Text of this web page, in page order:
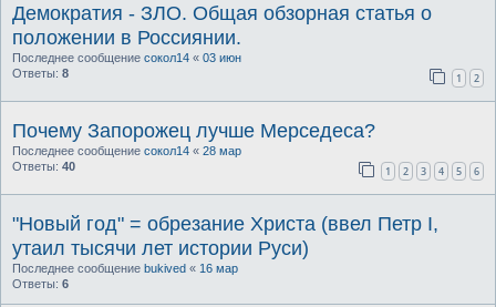
Демократия - ЗЛО. Общая обзорная статья о
положении в Россиянии.
Последнее сообщение сокол14 « 03 июн
Ответы: 8 1 2
Почему Запорожец лучше Мерседеса?
Последнее сообщение сокол14 « 28 мар
Ответы: 40 1 2 3 4 5 6
"Новый год" = обрезание Христа (ввел Петр I,
утаил тысячи лет истории Руси)
Последнее сообщение bukived « 16 мар
Ответы: 6